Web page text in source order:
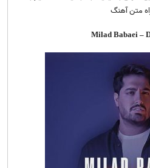
متن آهنگ
Milad Babaei –